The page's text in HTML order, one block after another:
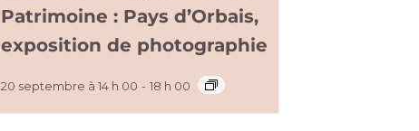
Patrimoine : Pays d’Orbais,
exposition de photographie
20 septembre à 14 h 00 - 18 h 00